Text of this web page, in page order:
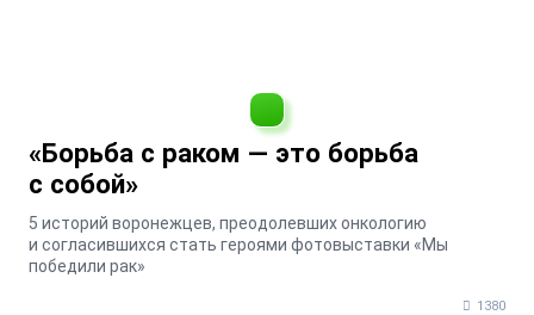
«Борьба с раком — это борьба
с собой»
5 историй воронежцев, преодолевших онкологию
и согласившихся стать героями фотовыставки «Мы
победили рак»
1380